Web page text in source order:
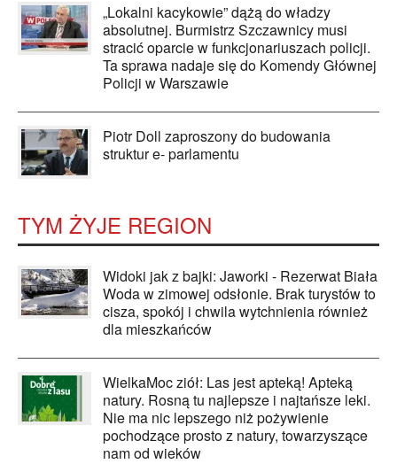
„Lokalni kacykowie” dążą do władzy
absolutnej. Burmistrz Szczawnicy musi
stracić oparcie w funkcjonariuszach policji.
Ta sprawa nadaje się do Komendy Głównej
Policji w Warszawie
Piotr Doll zaproszony do budowania
struktur e- parlamentu
TYM ŻYJE REGION
Widoki jak z bajki: Jaworki - Rezerwat Biała
Woda w zimowej odsłonie. Brak turystów to
cisza, spokój i chwila wytchnienia również
dla mieszkańców
WielkaMoc ziół: Las jest apteką! Apteką
natury. Rosną tu najlepsze i najtańsze leki.
Nie ma nic lepszego niż pożywienie
pochodzące prosto z natury, towarzyszące
nam od wieków